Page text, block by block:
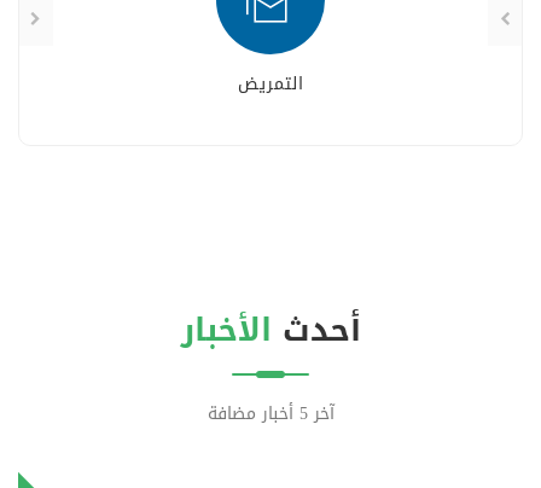
التمريض
أحدث الأخبار
آخر 5 أخبار مضافة